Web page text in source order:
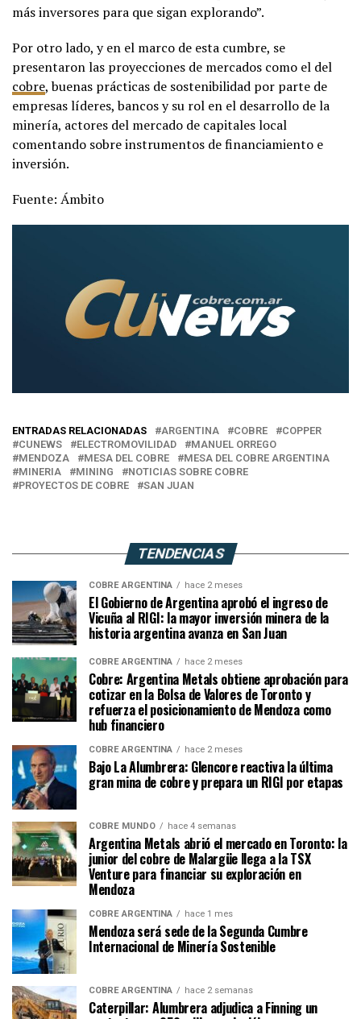
más inversores para que sigan explorando”.
Por otro lado, y en el marco de esta cumbre, se
presentaron las proyecciones de mercados como el del
cobre, buenas prácticas de sostenibilidad por parte de
empresas líderes, bancos y su rol en el desarrollo de la
minería, actores del mercado de capitales local
comentando sobre instrumentos de financiamiento e
inversión.
Fuente: Ámbito
ENTRADAS RELACIONADAS ARGENTINA COBRE
COPPER
CUNEWS
ELECTROMOVILIDAD
MANUEL ORREGO
MENDOZA
MESA DEL COBRE
MESA DEL COBRE ARGENTINA
MINERIA
MINING
NOTICIAS SOBRE COBRE
PROYECTOS DE COBRE
SAN JUAN
TENDENCIAS
COBRE ARGENTINA hace 2 meses
El Gobierno de Argentina aprobó el ingreso de
Vicuña al RIGI: la mayor inversión minera de la
historia argentina avanza en San Juan
COBRE ARGENTINA hace 2 meses
Cobre: Argentina Metals obtiene aprobación para
cotizar en la Bolsa de Valores de Toronto y
refuerza el posicionamiento de Mendoza como
hub financiero
COBRE ARGENTINA hace 2 meses
Bajo La Alumbrera: Glencore reactiva la última
gran mina de cobre y prepara un RIGI por etapas
COBRE MUNDO hace 4 semanas
Argentina Metals abrió el mercado en Toronto: la
junior del cobre de Malargüe llega a la TSX
Venture para financiar su exploración en
Mendoza
COBRE ARGENTINA hace 1 mes
Mendoza será sede de la Segunda Cumbre
Internacional de Minería Sostenible
COBRE ARGENTINA hace 2 semanas
Caterpillar: Alumbrera adjudica a Finning un